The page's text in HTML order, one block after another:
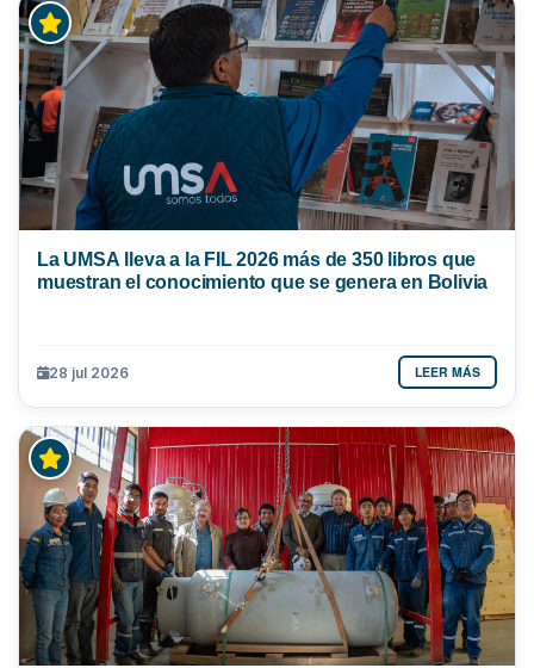
La UMSA lleva a la FIL 2026 más de 350 libros que
muestran el conocimiento que se genera en Bolivia
28 jul 2026 LEER MÁS